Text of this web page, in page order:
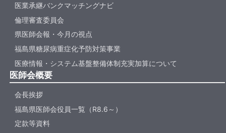
医業承継バンクマッチングナビ
倫理審査委員会
県医師会報・今月の視点
福島県糖尿病重症化予防対策事業
医療情報・システム基盤整備体制充実加算について
医師会概要
会長挨拶
福島県医師会役員一覧（R8.6～）
定款等資料